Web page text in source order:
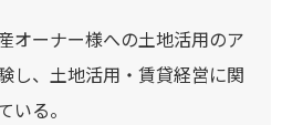
オーナー様への土地活用のア
し、土地活用・賃貸経営に関
いる。